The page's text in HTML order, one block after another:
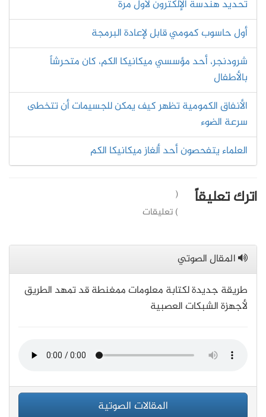
تحديد هندسة الإلكترون لأول مرة
أول حاسوب كمومي قابل لإعادة البرمجة
شرودنجر، أحد مؤسسي ميكانيكا الكم، كان متحرشاً
بالأطفال
الأنفاق الكمومية تظهر كيف يمكن للجسيمات أن تتخطى
سرعة الضوء
العلماء يتفحصون أحد ألغاز ميكانيكا الكم
اترك تعليقاً
(
) تعليقات
المقال الصوتي
طريقة جديدة لكتابة معلومات ممغنطة قد تمهد الطريق
لأجهزة الشبكات العصبية
المقالات الصوتية